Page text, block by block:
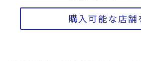
購入可能な店舗